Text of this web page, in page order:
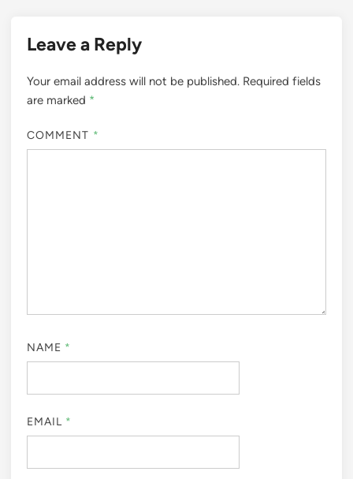
Leave a Reply
Your email address will not be published. Required fields
are marked *
COMMENT *
NAME *
EMAIL *